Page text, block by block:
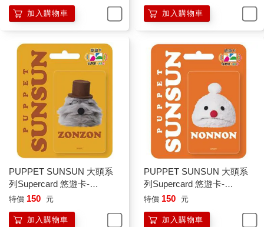
加入購物車 加入購物車
PUPPET SUNSUN 大頭系
列Supercard 悠遊卡-
ZONZON【受託代銷】
特價 150 元
加入購物車
PUPPET SUNSUN 大頭系
列Supercard 悠遊卡-
NONNON【受託代銷】
特價 150 元
加入購物車